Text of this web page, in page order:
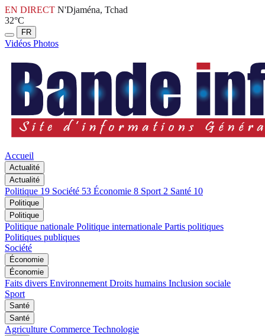
EN DIRECT N'Djaména, Tchad
32°C
FR
Vidéos Photos
Accueil
Actualité
Actualité
Politique 19 Société 53 Économie 8 Sport 2 Santé 10
Politique
Politique
Politique nationale Politique internationale Partis politiques
Politiques publiques
Société
Économie
Économie
Faits divers Environnement Droits humains Inclusion sociale
Sport
Santé
Santé
Agriculture Commerce Technologie